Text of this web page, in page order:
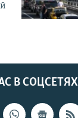
В СОЦСЕТЯХ